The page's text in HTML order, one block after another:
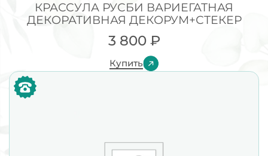
КРАССУЛА РУСБИ ВАРИЕГАТНАЯ
ДЕКОРАТИВНАЯ ДЕКОРУМ+СТЕКЕР
3 800 ₽
Купить